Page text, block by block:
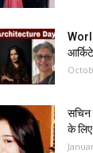
सचिन
के